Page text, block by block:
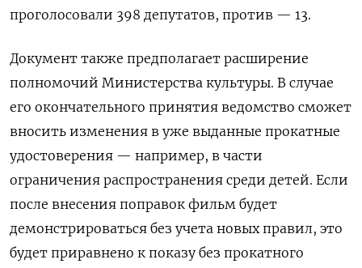
проголосовали 398 депутатов, против — 13.
Документ также предполагает расширение
полномочий Министерства культуры. В случае
его окончательного принятия ведомство сможет
вносить изменения в уже выданные прокатные
удостоверения — например, в части
ограничения распространения среди детей. Если
после внесения поправок фильм будет
демонстрироваться без учета новых правил, это
будет приравнено к показу без прокатного